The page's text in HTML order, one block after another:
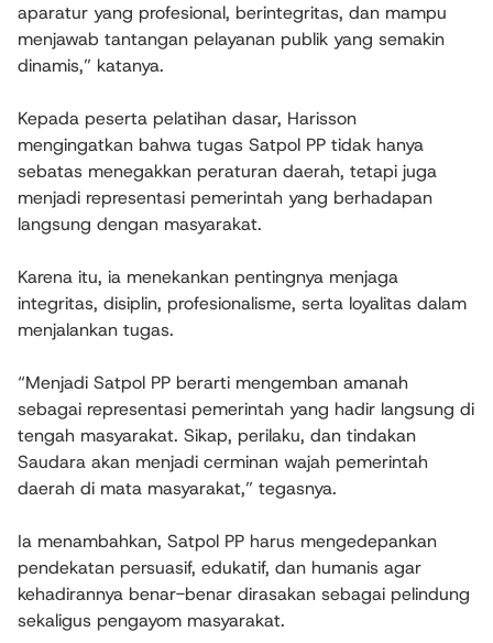
aparatur yang profesional, berintegritas, dan mampu
menjawab tantangan pelayanan publik yang semakin
dinamis,” katanya.
Kepada peserta pelatihan dasar, Harisson
mengingatkan bahwa tugas Satpol PP tidak hanya
sebatas menegakkan peraturan daerah, tetapi juga
menjadi representasi pemerintah yang berhadapan
langsung dengan masyarakat.
Karena itu, ia menekankan pentingnya menjaga
integritas, disiplin, profesionalisme, serta loyalitas dalam
menjalankan tugas.
“Menjadi Satpol PP berarti mengemban amanah
sebagai representasi pemerintah yang hadir langsung di
tengah masyarakat. Sikap, perilaku, dan tindakan
Saudara akan menjadi cerminan wajah pemerintah
daerah di mata masyarakat,” tegasnya.
Ia menambahkan, Satpol PP harus mengedepankan
pendekatan persuasif, edukatif, dan humanis agar
kehadirannya benar-benar dirasakan sebagai pelindung
sekaligus pengayom masyarakat.